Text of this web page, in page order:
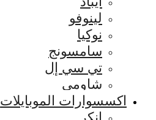
لينوفو
نوكيا
سامسونج
تي سي إل
شاومي
اكسسوارات الموبايلات